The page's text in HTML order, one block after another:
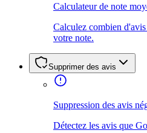
Calculateur de note
Calculez combien
votre note.
Supprimer des avis
Suppression des avis
Détectez les avis que